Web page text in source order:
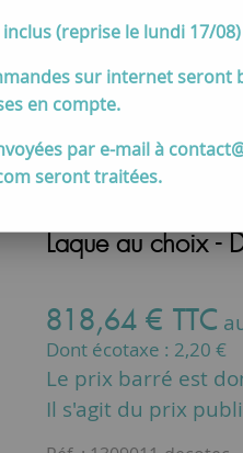
ventes
Divine 80cm LED
Armoire de
Laque au choix -
818,64 € TTC
Dont écotaxe : 2,20 €
Le prix barré est
Il s'agit du prix
(reprise le lundi 17/08)
sur internet seront
en compte.
par e-mail à
seront traitées.